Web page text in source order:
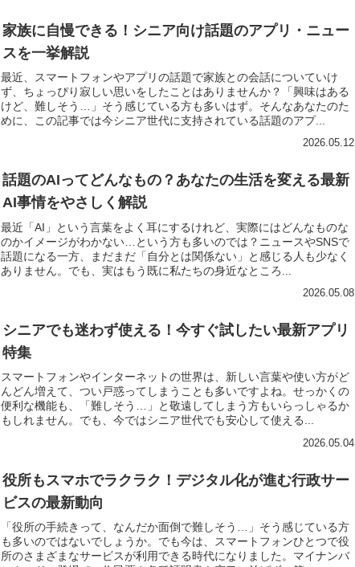
家族に自慢できる！シニア向け話題のアプリ・ニュー
スを一挙解説
最近、スマートフォンやアプリの話題で家族との会話についていけ
ず、ちょっぴり寂しい思いをしたことはありませんか？「興味はある
けど、難しそう…」そう感じている方も多いはず。そんなあなたのた
めに、この記事では今シニア世代に支持されている話題のアプ...
2026.05.12
話題のAIってどんなもの？あなたの生活を変える最新
AI事情をやさしく解説
最近「AI」という言葉をよく耳にするけれど、実際にはどんなものな
のかイメージがわかない…という方も多いのでは？ニュースやSNSで
話題になる一方、まだまだ「自分とは関係ない」と感じる人も少なく
ありません。でも、実はもう既に私たちの身近なところ...
2026.05.08
シニアでも迷わず使える！今すぐ試したい最新アプリ
特集
スマートフォンやインターネットの世界は、新しい言葉や使い方がど
んどん増えて、つい戸惑ってしまうことも多いですよね。せっかくの
便利な機能も、「難しそう…」と敬遠してしまう方もいらっしゃるか
もしれません。でも、今ではシニア世代でも安心して使える...
2026.05.04
役所もスマホでラクラク！デジタル化が進む行政サー
ビスの最新動向
「役所の手続きって、なんだか面倒で難しそう…」そう感じている方
も多いのではないでしょうか。でも今は、スマートフォンひとつで役
所のさまざまなサービスが利用できる時代になりました。マイナンバ